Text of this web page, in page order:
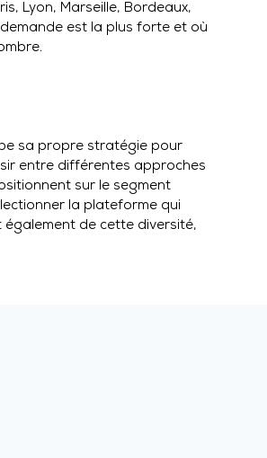
Lyon, Marseille, Bordeaux,
est la plus forte et où
sa propre stratégie pour
entre différentes approches
sur le segment
la plateforme qui
également de cette diversité,